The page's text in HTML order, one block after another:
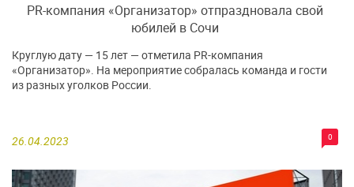
PR-компания «Организатор» отпраздновала свой
юбилей в Сочи
26.04.2023 0
Круглую дату — 15 лет — отметила PR-компания
«Организатор». На мероприятие собралась команда и гости
из разных уголков России.